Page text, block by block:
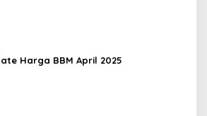
Harga BBM April 2025